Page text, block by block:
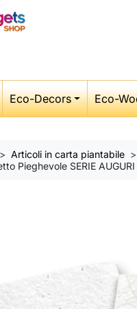
Eco-Decors Eco-
Articoli in carta piantabile
Pieghevole SERIE